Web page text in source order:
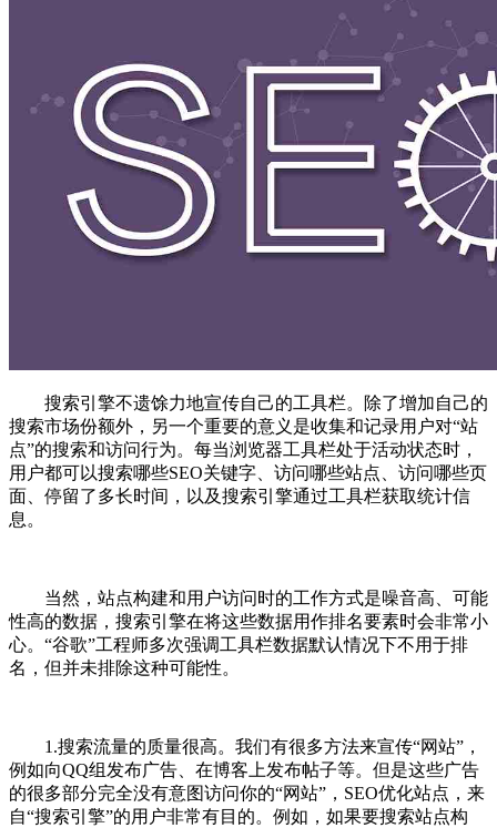
搜索引擎不遗馀力地宣传自己的工具栏。除了增加自己的
搜索市场份额外，另一个重要的意义是收集和记录用户对“站
点”的搜索和访问行为。每当浏览器工具栏处于活动状态时，
用户都可以搜索哪些SEO关键字、访问哪些站点、访问哪些页
面、停留了多长时间，以及搜索引擎通过工具栏获取统计信
息。
当然，站点构建和用户访问时的工作方式是噪音高、可能
性高的数据，搜索引擎在将这些数据用作排名要素时会非常小
心。“谷歌”工程师多次强调工具栏数据默认情况下不用于排
名，但并未排除这种可能性。
1.搜索流量的质量很高。我们有很多方法来宣传“网站”，
例如向QQ组发布广告、在博客上发布帖子等。但是这些广告
的很多部分完全没有意图访问你的“网站”，SEO优化站点，来
自“搜索引擎”的用户非常有目的。例如，如果要搜索站点构